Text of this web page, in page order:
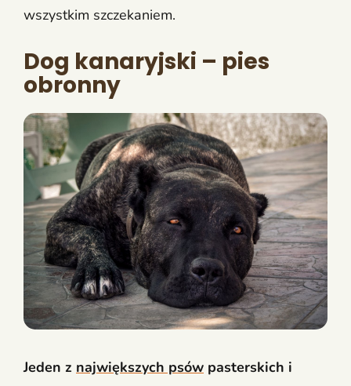
wszystkim szczekaniem.
Dog kanaryjski – pies
obronny
Jeden z największych psów pasterskich i